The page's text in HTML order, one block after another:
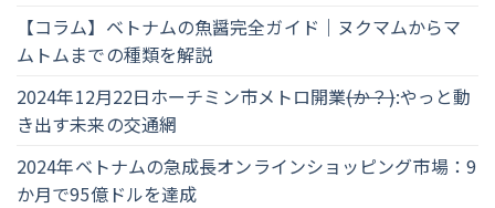
【コラム】ベトナムの魚醤完全ガイド｜ヌクマムからマ
ムトムまでの種類を解説
2024年12月22日ホーチミン市メトロ開業(か？):やっと動
き出す未来の交通網
2024年ベトナムの急成長オンラインショッピング市場：9
か月で95億ドルを達成